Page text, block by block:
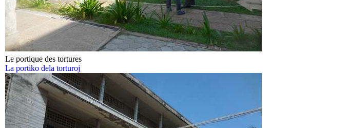
Le portique des tortures
La portiko dela torturoj